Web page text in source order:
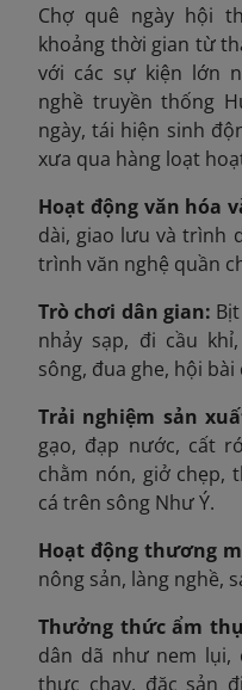
Chợ quê ngày hội
khoảng thời gian từ
với các sự kiện lớn
nghề truyền thống
ngày, tái hiện sinh
xưa qua hàng loạt
Hoạt động văn hóa
dài, giao lưu và trình
trình văn nghệ quần
Trò chơi dân gian:
nhảy sạp, đi cầu
sông, đua ghe, hội bài
Trải nghiệm sản
gạo, đạp nước, cất
chằm nón, giở chẹp,
cá trên sông Như Ý.
Hoạt động thương
nông sản, làng nghề,
Thưởng thức ẩm
dân dã như nem lụi,
thực chay, đặc sản